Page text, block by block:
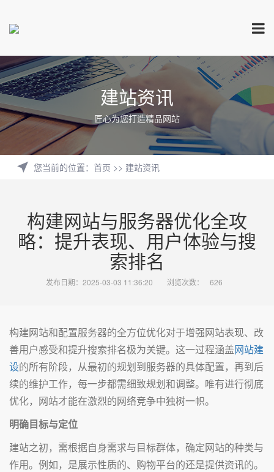
建站资讯
匠心为您打造精品网站
您当前的位置： 首页 >> 建站资讯
构建网站与服务器优化全攻
略：提升表现、用户体验与搜
索排名
发布日期：2025-03-03 11:36:20 浏览次数： 626
构建网站和配置服务器的全方位优化对于增强网站表现、改
善用户感受和提升搜索排名极为关键。这一过程涵盖网站建
设的所有阶段，从最初的规划到服务器的具体配置，再到后
续的维护工作，每一步都需细致规划和调整。唯有进行彻底
优化，网站才能在激烈的网络竞争中独树一帜。
明确目标与定位
建站之初，需根据自身需求与目标群体，确定网站的种类与
作用。例如，是展示性质的、购物平台的还是提供资讯的。